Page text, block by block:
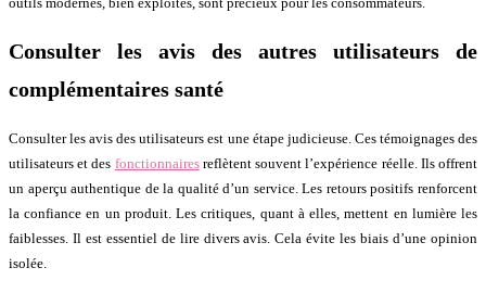
Consulter les avis des autres utilisateurs de
complémentaires santé
Consulter les avis des utilisateurs est une étape judicieuse. Ces témoignages des
utilisateurs et des fonctionnairesreflètent souvent l’expérience réelle. Ils offrent
un aperçu authentique de la qualité d’un service. Les retours positifs renforcent
la confiance en un produit. Les critiques, quant à elles, mettent en lumière les
faiblesses. Il est essentiel de lire divers avis. Cela évite les biais d’une opinion
isolée.